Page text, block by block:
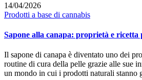
14/04/2026
Prodotti a base di cannabis
Sapone alla canapa: proprietà e ricetta
Il sapone di canapa è diventato uno dei
routine di cura della pelle grazie alle sue
un mondo in cui i prodotti naturali stanno